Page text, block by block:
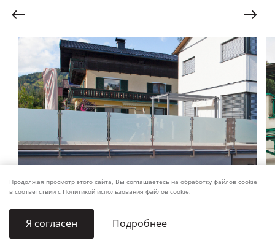
Продолжая просмотр этого сайта, Вы соглашаетесь на обработку файлов cookie
в соответствии с Политикой использования файлов cookie.
Я согласен Подробнее